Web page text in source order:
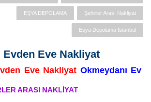
Şehirler Arası Nakliyat
EŞYA DEPOLAMA
Eşya Depolama İstanbul
Evden Eve Nakliyat
Eve Nakliyat Okmeydanı Ev
ARASI NAKLİYAT